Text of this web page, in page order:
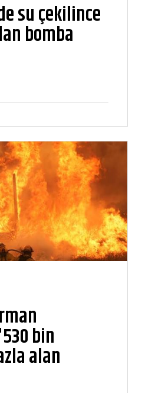
su çekilince
bomba
bin
alan